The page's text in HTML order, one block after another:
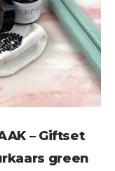
– Giftset
green